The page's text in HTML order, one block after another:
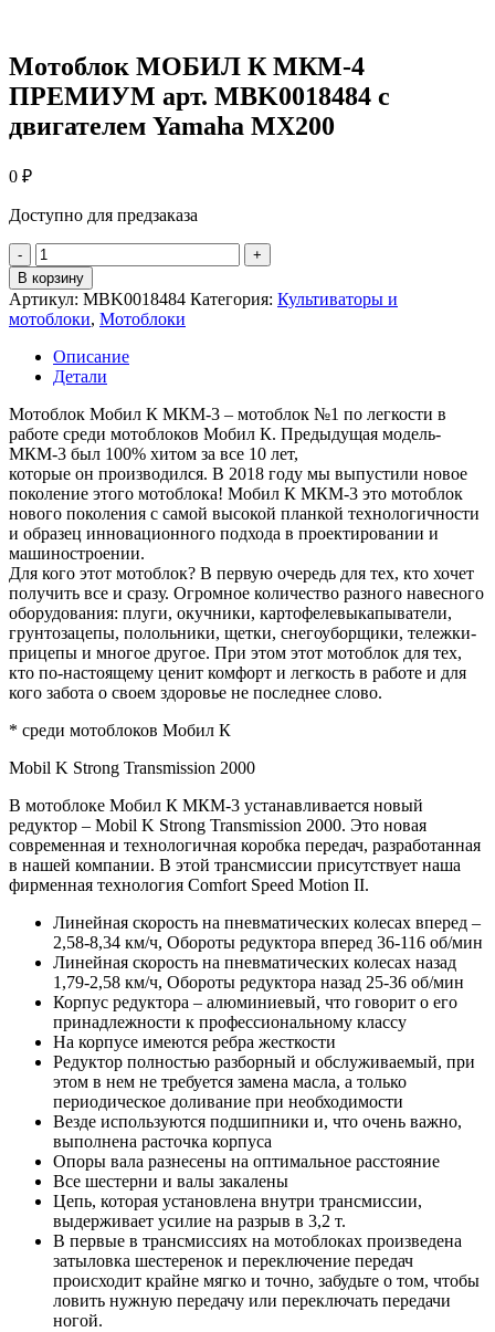
Мотоблок МОБИЛ К МКМ-4
ПРЕМИУМ арт. MBK0018484 с
двигателем Yamaha MX200
0 ₽
Доступно для предзаказа
количество
Мотоблок
МОБИЛ
К
МКМ-4
ПРЕМИУМ
MBK0018484
с
двигателем
Yamaha
MX200
В корзину
Артикул: MBK0018484 Категория: Культиваторы и
мотоблоки, Мотоблоки
Описание
Детали
Мотоблок Мобил К МКМ-3 – мотоблок №1 по легкости в
работе среди мотоблоков Мобил К. Предыдущая модель-
МКМ-3 был 100% хитом за все 10 лет,
которые он производился. В 2018 году мы выпустили новое
поколение этого мотоблока! Мобил К МКМ-3 это мотоблок
нового поколения с самой высокой планкой технологичности
и образец инновационного подхода в проектировании и
машиностроении.
Для кого этот мотоблок? В первую очередь для тех, кто хочет
получить все и сразу. Огромное количество разного навесного
оборудования: плуги, окучники, картофелевыкапыватели,
грунтозацепы, полольники, щетки, снегоуборщики, тележки-
прицепы и многое другое. При этом этот мотоблок для тех,
кто по-настоящему ценит комфорт и легкость в работе и для
кого забота о своем здоровье не последнее слово.
* среди мотоблоков Мобил К
Mobil K Strong Transmission 2000
В мотоблоке Мобил К МКМ-3 устанавливается новый
редуктор – Mobil K Strong Transmission 2000. Это новая
современная и технологичная коробка передач, разработанная
в нашей компании. В этой трансмиссии присутствует наша
фирменная технология Comfort Speed Motion II.
Линейная скорость на пневматических колесах вперед –
2,58-8,34 км/ч, Обороты редуктора вперед 36-116 об/мин
Линейная скорость на пневматических колесах назад
1,79-2,58 км/ч, Обороты редуктора назад 25-36 об/мин
Корпус редуктора – алюминиевый, что говорит о его
принадлежности к профессиональному классу
На корпусе имеются ребра жесткости
Редуктор полностью разборный и обслуживаемый, при
этом в нем не требуется замена масла, а только
периодическое доливание при необходимости
Везде используются подшипники и, что очень важно,
выполнена расточка корпуса
Опоры вала разнесены на оптимальное расстояние
Все шестерни и валы закалены
Цепь, которая установлена внутри трансмиссии,
выдерживает усилие на разрыв в 3,2 т.
В первые в трансмиссиях на мотоблоках произведена
затыловка шестеренок и переключение передач
происходит крайне мягко и точно, забудьте о том, чтобы
ловить нужную передачу или переключать передачи
ногой.